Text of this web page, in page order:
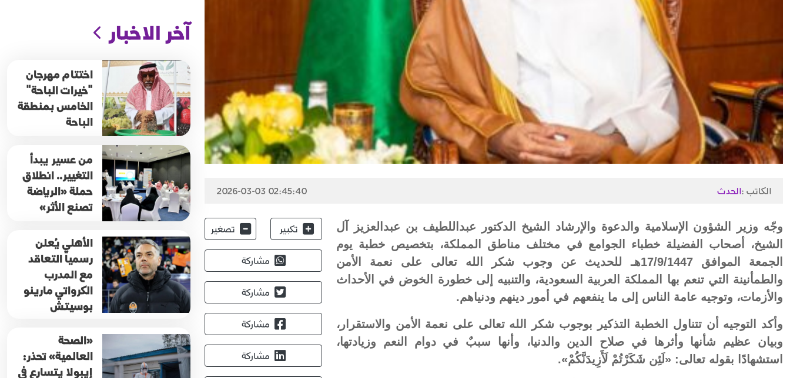
الكاتب :الحدث 2026-03-03 02:45:40
وجّه وزير الشؤون الإسلامية والدعوة والإرشاد الشيخ الدكتور عبداللطيف بن عبدالعزيز آل
الشيخ، أصحاب الفضيلة خطباء الجوامع في مختلف مناطق المملكة، بتخصيص خطبة يوم
الجمعة الموافق 17/9/1447هـ للحديث عن وجوب شكر الله تعالى على نعمة الأمن
والطمأنينة التي تنعم بها المملكة العربية السعودية، والتنبيه إلى خطورة الخوض في الأحداث
والأزمات، وتوجيه عامة الناس إلى ما ينفعهم في أمور دينهم ودنياهم.
وأكد التوجيه أن تتناول الخطبة التذكير بوجوب شكر الله تعالى على نعمة الأمن والاستقرار،
وبيان عظيم شأنها وأثرها في صلاح الدين والدنيا، وأنها سببٌ في دوام النعم وزيادتها،
استشهادًا بقوله تعالى: «لَئِن شَكَرْتُمْ لَأَزِيدَنَّكُمْ».
تكبير تصغير
مشاركة
مشاركة
مشاركة
مشاركة
آخر الاخبار
اختتام مهرجان
"خيرات الباحة"
الخامس بمنطقة
الباحة
من عسير يبدأ
التغيير.. انطلاق
حملة «الرياضة
تصنع الأثر»
الأهلي يُعلن
رسمياً التعاقد
مع المدرب
الكرواتي مارينو
بوسيتش
«الصحة
العالمية» تحذر:
إيبولا يتسارع في